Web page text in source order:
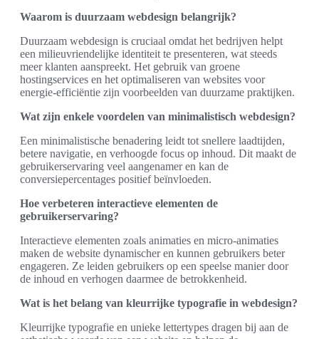
Waarom is duurzaam webdesign belangrijk?
Duurzaam webdesign is cruciaal omdat het bedrijven helpt
een milieuvriendelijke identiteit te presenteren, wat steeds
meer klanten aanspreekt. Het gebruik van groene
hostingservices en het optimaliseren van websites voor
energie-efficiëntie zijn voorbeelden van duurzame praktijken.
Wat zijn enkele voordelen van minimalistisch webdesign?
Een minimalistische benadering leidt tot snellere laadtijden,
betere navigatie, en verhoogde focus op inhoud. Dit maakt de
gebruikerservaring veel aangenamer en kan de
conversiepercentages positief beïnvloeden.
Hoe verbeteren interactieve elementen de
gebruikerservaring?
Interactieve elementen zoals animaties en micro-animaties
maken de website dynamischer en kunnen gebruikers beter
engageren. Ze leiden gebruikers op een speelse manier door
de inhoud en verhogen daarmee de betrokkenheid.
Wat is het belang van kleurrijke typografie in webdesign?
Kleurrijke typografie en unieke lettertypes dragen bij aan de